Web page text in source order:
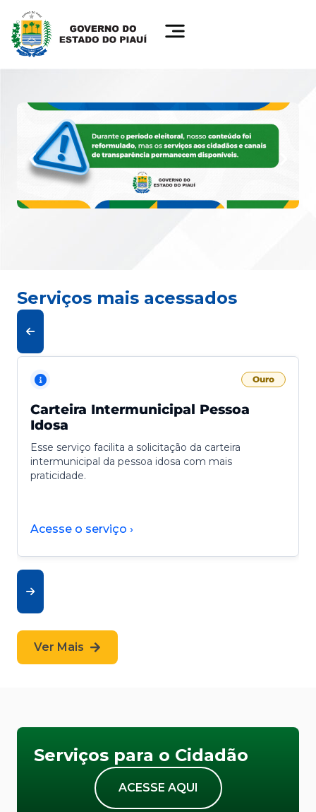
Serviços mais acessados
Ouro
Carteira Intermunicipal Pessoa
Idosa
Esse serviço facilita a solicitação da carteira
intermunicipal da pessoa idosa com mais
praticidade.
Acesse o serviço ›
Ver Mais
Serviços para o Cidadão
ACESSE AQUI